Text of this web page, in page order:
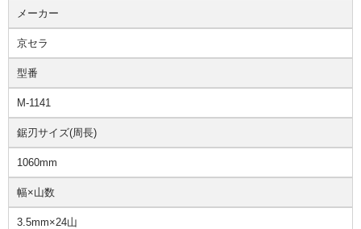
メーカー
京セラ
型番
M-1141
鋸刃サイズ(周長)
1060mm
幅×山数
3.5mm×24山